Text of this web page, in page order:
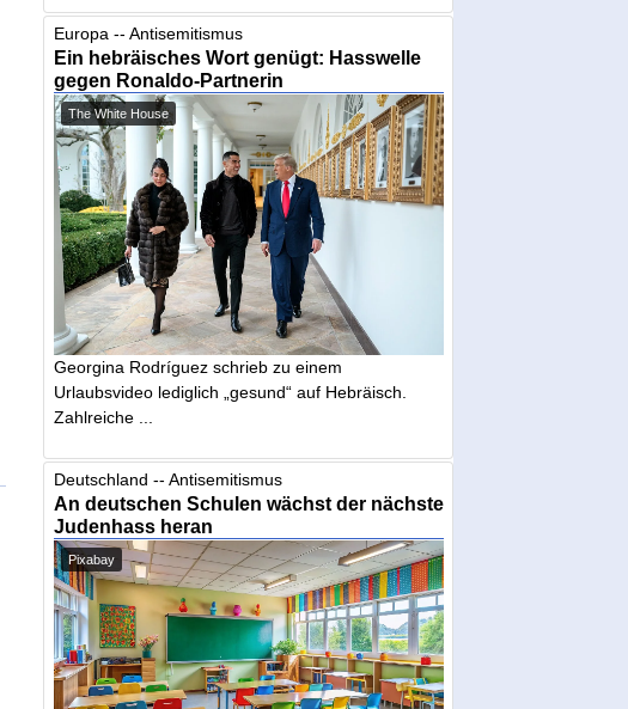
Europa -- Antisemitismus
Ein hebräisches Wort genügt: Hasswelle
gegen Ronaldo-Partnerin
The White House
Georgina Rodríguez schrieb zu einem
Urlaubsvideo lediglich „gesund“ auf Hebräisch.
Zahlreiche ...
Deutschland -- Antisemitismus
An deutschen Schulen wächst der nächste
Judenhass heran
Pixabay